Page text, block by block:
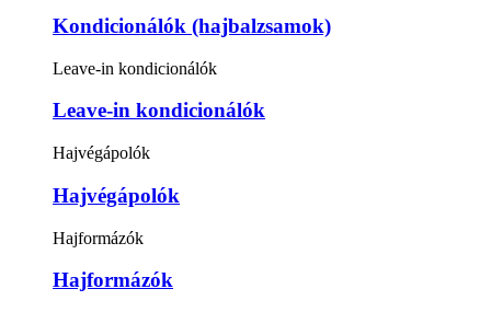
Kondicionálók (hajbalzsamok)
Leave-in kondicionálók
Leave-in kondicionálók
Hajvégápolók
Hajvégápolók
Hajformázók
Hajformázók